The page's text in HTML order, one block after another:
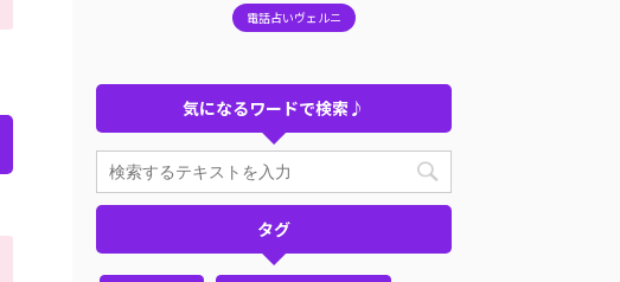
電話占いヴェルニ
気になるワードで検索♪
タグ